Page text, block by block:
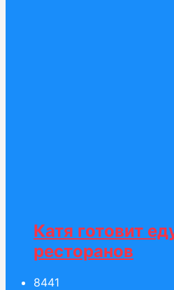
Катя готовит
ресторанов
8441